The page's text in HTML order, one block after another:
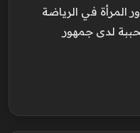
المرأة في الرياضة
لدى جمهور